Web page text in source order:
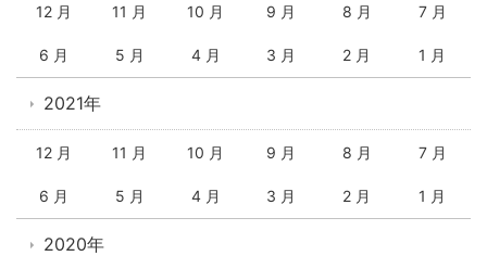
12 月 11 月 10 月 9 月 8 月 7 月
6 月 5 月 4 月 3 月 2 月 1 月
2021年
12 月 11 月 10 月 9 月 8 月 7 月
6 月 5 月 4 月 3 月 2 月 1 月
2020年